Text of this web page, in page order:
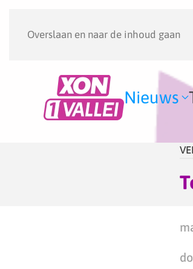
Overslaan en naar de inhoud gaan
Nieuws